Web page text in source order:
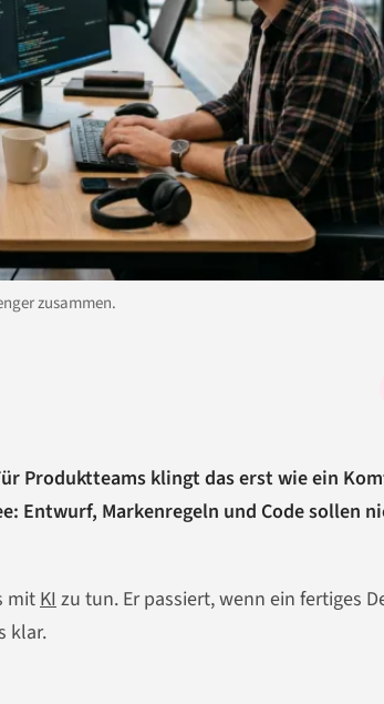
zusammen.
Produktteams klingt das erst wie ein
Entwurf, Markenregeln und Code sollen
mitKIzu tun. Er passiert, wenn ein fertiges
klar.